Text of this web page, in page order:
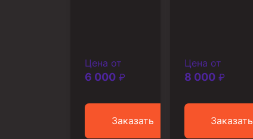
универсальные
для цементирования скважин УЭЦС
Цена от
6 000 ₽
Заказать
Цена от
8 000₽
Заказать